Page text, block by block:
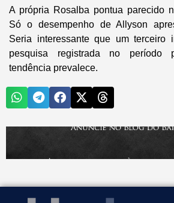
A própria Rosalba pontua parecido
Só o desempenho de Allyson
Seria interessante que um terceiro
pesquisa registrada no período
tendência prevalece.